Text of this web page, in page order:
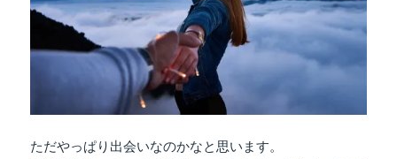
ただやっぱり出会いなのかなと思います。